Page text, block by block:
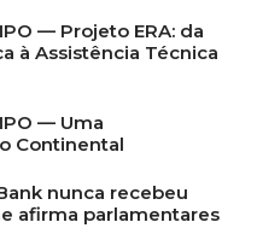
— Projeto ERA: da
à Assistência Técnica
— Uma
Continental
nunca recebeu
afirma parlamentares